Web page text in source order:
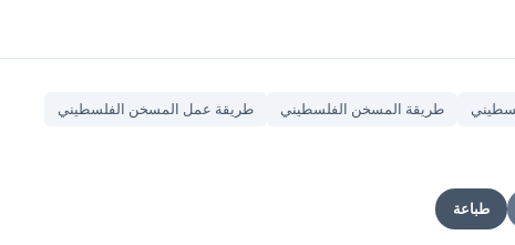
طريقة المسخن الفلسطيني
طريقة عمل المسخن الفلسطيني
طباعة